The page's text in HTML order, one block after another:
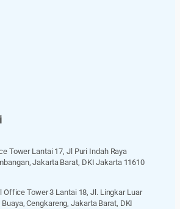
Tower Lantai 17, Jl Puri Indah Raya
Jakarta Barat, DKI Jakarta 11610
Office Tower 3 Lantai 18, Jl. Lingkar Luar
Cengkareng, Jakarta Barat, DKI